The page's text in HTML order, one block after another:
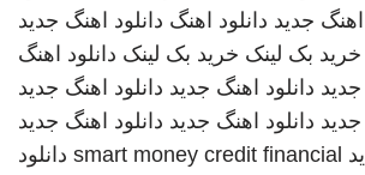
اهنگ جدید دانلود اهنگ دانلود اهنگ جدید
خرید بک لینک خرید بک لینک دانلود اهنگ
جدید دانلود اهنگ جدید دانلود اهنگ جدید
جدید دانلود اهنگ جدید دانلود اهنگ جدید
smart money credit financial دانلود